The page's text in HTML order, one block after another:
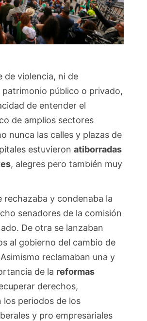
de violencia, ni de
público o privado,
de entender el
de amplios sectores
nunca las calles y plazas de
estuvieron atiborradas
, alegres pero también muy
rechazaba y condenaba la
senadores de la comisión
De otra se lanzaban
al gobierno del cambio de
reclamaban una y
de la reformas
derechos,
los periodos de los
y pro empresariales